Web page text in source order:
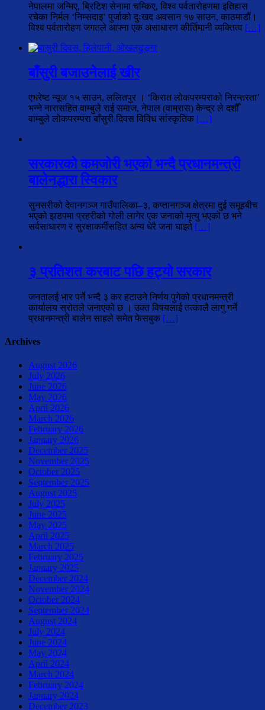
नेपालमा जन्मिए, ब्रिटिश सेनामा चम्किए, विश्व पर्वतारोहणमा इतिहास
रचेका निर्मल ‘निम्सदाइ’ पुर्जाको दुःखद अवसान १७ साउन, काठमाडौं।
विश्व पर्वतारोहण जगतले आफ्ना एक असाधारण कीर्तिमानी व्यक्तित्व […]
बाँसुरी बजाउनेलाई खीर
एभरेष्ट न्यूज १५ साउन, ललितपुर । ‘किरात लोकपरम्पराको निरन्तरता’
भन्ने नारासहित वाम्बुले राई समाज, नेपाल (वाम्रास) केन्द्र ले दशौँ
वाम्बुले लोकपरम्परा बाँसुरी दिवस विविध सांस्कृतिक […]
सरकारको कमजोरी भएको भन्दै प्रधानमन्त्री
बालेनद्धारा स्विकार
सुनसरीको देवानगञ्ज गाउँपालिका–३, कप्तानगञ्ज क्षेत्रमा दुई समूहबीच
भएको झडपमा प्रहरीको गोली लागेर एक जनाको मृत्यु भएको छ भने
सर्वसाधारण र सुरक्षाकर्मीसहित अन्य धेरै जना घाइते […]
३ प्रतिशत करबाट पछि हट्यो सरकार
जनतालई भार पर्ने भन्दै ३ कर हटाउने निर्णय पुगेको प्रधानमन्त्री
कार्यालय स्रोतले जनाएको छ । उक्त विषयलाई तत्कालै लागु गर्ने
प्रधानमन्त्री बालेन साहले समेत फेसबुक […]
Archives
August 2026
July 2026
June 2026
May 2026
April 2026
March 2026
February 2026
January 2026
December 2025
November 2025
October 2025
September 2025
August 2025
July 2025
June 2025
May 2025
April 2025
March 2025
February 2025
January 2025
December 2024
November 2024
October 2024
September 2024
August 2024
July 2024
June 2024
May 2024
April 2024
March 2024
February 2024
January 2024
December 2023